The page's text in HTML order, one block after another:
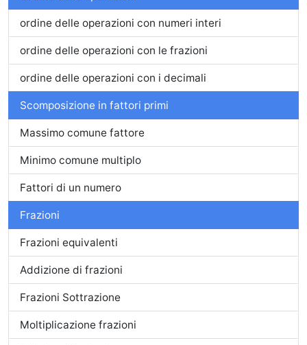
ordine delle operazioni con numeri interi
ordine delle operazioni con le frazioni
ordine delle operazioni con i decimali
Scomposizione in fattori primi
Massimo comune fattore
Minimo comune multiplo
Fattori di un numero
Frazioni
Frazioni equivalenti
Addizione di frazioni
Frazioni Sottrazione
Moltiplicazione frazioni